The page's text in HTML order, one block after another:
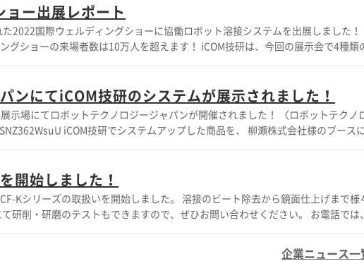
ー出展レポート
国際ウェルディングショーに協働ロボット溶接システムを出展しました！ 溶接
グショーの来場者数は10万人を超えます！ iCOM技研は、今回の展示会で4種類
ことができます。また、ダイレクトティーチングを使って溶接の位置決めが簡単
ットシステムです。 □人材不足が慢性化している企業様 □溶
働ロボットシステムで溶接・研磨のテストをしたい企業様 は、ぜひ問い合わせ
す！
ンにてiCOM技研のシステムが展示されました！
ボットテクノロジージャパンが開催されました！ 〈ロボットテクノロジー
会社様が代理店として販売されております。 〈 ↓ ファーロボティクスに
、協働ロボット研磨システムのデモ機がござい
研磨テストをされたい方は、 ぜひお問い合わせフォームからご連絡ください。
開始しました！
始しました。 溶接のビート除去から鏡面仕上げまで様々な作
企業ニュース一